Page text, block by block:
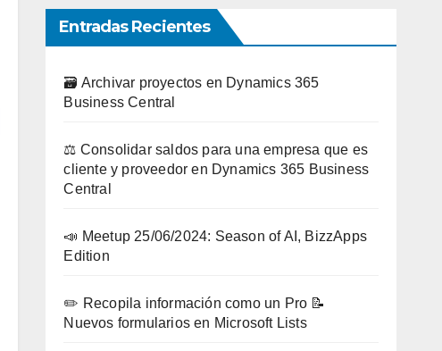
Entradas Recientes
🗃️ Archivar proyectos en Dynamics 365
Business Central
⚖️ Consolidar saldos para una empresa que es
cliente y proveedor en Dynamics 365 Business
Central
📣 Meetup 25/06/2024: Season of AI, BizzApps
Edition
✏️ Recopila información como un Pro 📝
Nuevos formularios en Microsoft Lists